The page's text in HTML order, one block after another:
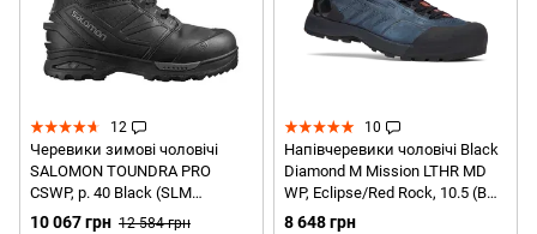
12
Черевики зимові чоловічі
SALOMON TOUNDRA PRO
CSWP, р. 40 Black (SLM
TOUNDRAPR.404727-6,5)
10 067 грн 12 584 грн
10
Напівчеревики чоловічі Black
Diamond M Mission LTHR MD
WP, Eclipse/Red Rock, 10.5 (BD
58002693741051)
8 648 грн